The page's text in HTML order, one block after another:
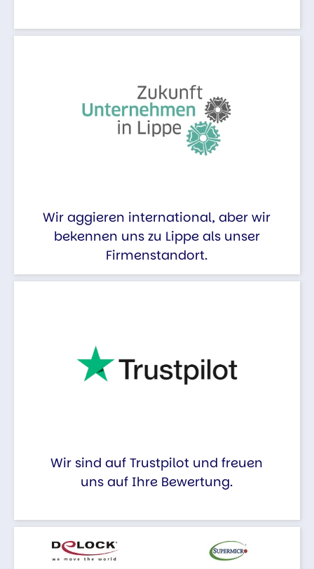
Wir aggieren international, aber wir
bekennen uns zu Lippe als unser
Firmenstandort.
Wir sind auf Trustpilot und freuen
uns auf Ihre Bewertung.